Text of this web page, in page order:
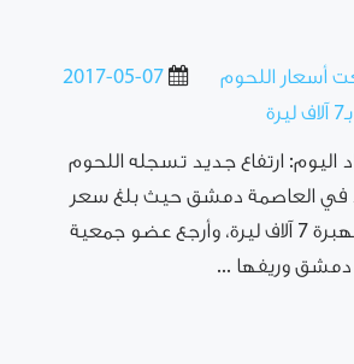
2017-05-07
أسعار اللحوم
اليوم: ارتفاع جديد تسجله اللحوم
في العاصمة دمشق حيث بلغ سعر
كيلو الهبرة 7 آلاف ليرة، وأرجع عضو جمعية
وريفها ...